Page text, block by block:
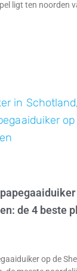
ligt ten noorden
de 4 beste
op de